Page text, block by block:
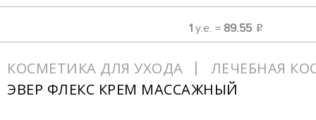
1 у.е. = 89.55 o
КОСМЕТИКА ДЛЯ УХОДА
ЛЕЧЕБНАЯ
ЭВЕР ФЛЕКС КРЕМ МАССАЖНЫЙ